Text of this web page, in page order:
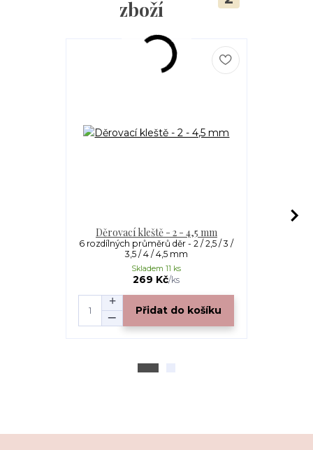
zboží
Děrovací kleště - 2 - 4,5 mm
6 rozdílných průměrů děr - 2 / 2,5 / 3 /
3,5 / 4 / 4,5 mm
269 Kč/ks
Skladem 11 ks
Přidat do košíku